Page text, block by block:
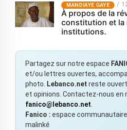
MANDIAYE GAYE
À propos de la
constitution et la
institutions.
Partagez sur notre espace
et/ou lettres ouvertes,
photo.
Lebanco.net reste
et opinions. Contactez-nous en
fanico@lebanco.net
Fanico : espace
malinké